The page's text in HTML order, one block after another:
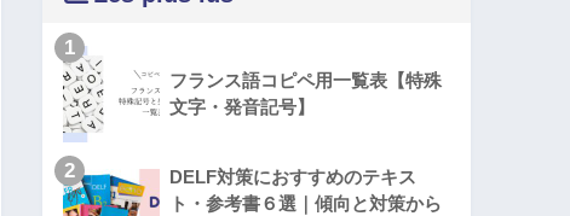
1
フランス語コピペ用一覧表【特殊
文字・発音記号】
2
DELF対策におすすめのテキス
ト・参考書６選｜傾向と対策から